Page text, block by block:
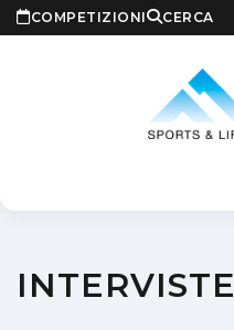
COMPETIZIONI CERCA
INTERVISTE